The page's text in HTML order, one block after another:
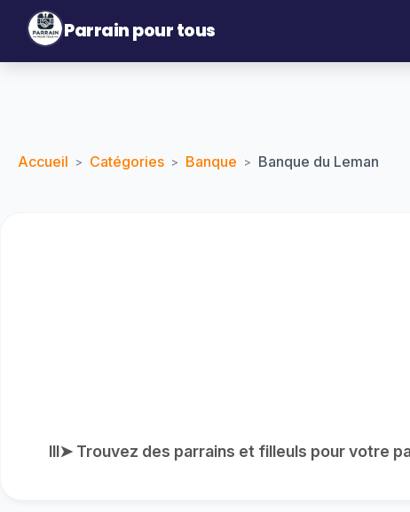
Parrain pour tous
Accueil > Catégories > Banque > Banque du Leman
lll➤ Trouvez des parrains et filleuls pour votre